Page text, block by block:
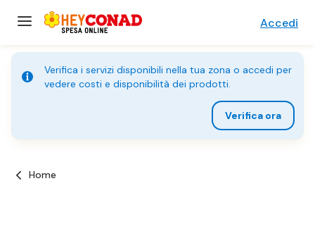
Accedi
Verifica i servizi disponibili nella tua zona o accedi per
vedere costi e disponibilità dei prodotti.
Verifica ora
Home